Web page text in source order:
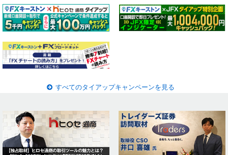
すべてのタイアップキャンペーンを見る